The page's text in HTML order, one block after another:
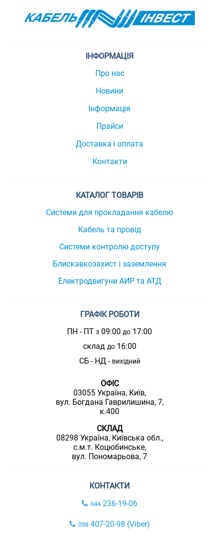
ІНФОРМАЦІЯ
Про нас
Новини
Інформація
Прайси
Доставка і оплата
Контакти
КАТАЛОГ ТОВАРІВ
Системи для прокладання кабелю
Кабель та провід
Системи контролю доступу
Блискавкозахист і заземлення
Електродвигуни АИР та АТД
ГРАФІК РОБОТИ
ПН - ПТ з 09:00 до 17:00
склад до16:00
СБ - НД - вихідний
ОФІС
03055 Україна, Київ,
вул. Богдана Гаврилишина, 7,
к.400
СКЛАД
08298 Україна, Київська обл.,
с.м.т. Коцюбинське,
вул. Пономарьова, 7
КОНТАКТИ
044 236-19-06
098407-20-98 (Viber)